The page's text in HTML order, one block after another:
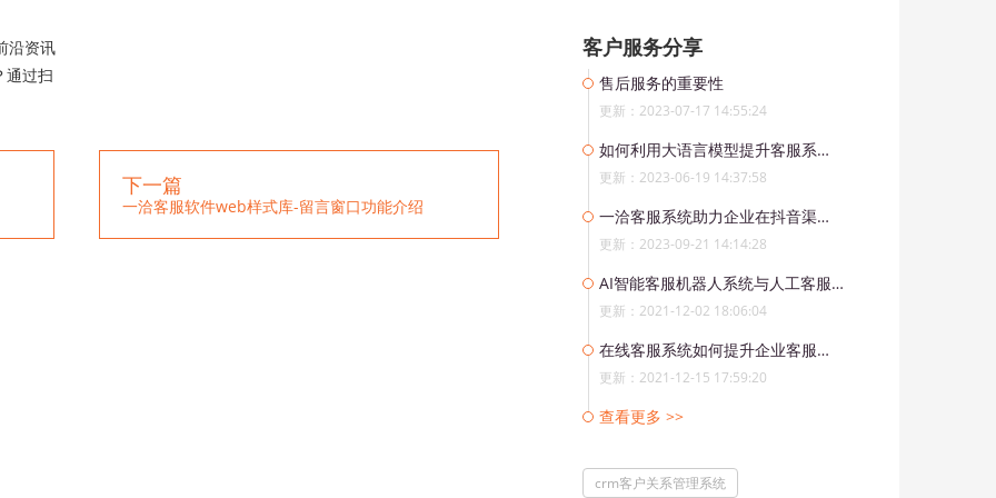
沿资讯
通过扫
下一篇
一洽客服软件web样式库-留言窗口功能介绍
客户服务分享
售后服务的重要性
更新：2023-07-17 14:55:24
如何利用大语言模型提升客服系统的响应速度和智能化水平
更新：2023-06-19 14:37:58
一洽客服系统助力企业在抖音渠道上实现多账号管理
更新：2023-09-21 14:14:28
AI智能客服机器人系统与人工客服相比有哪些优劣势？
更新：2021-12-02 18:06:04
在线客服系统如何提升企业客服的工作效率？
更新：2021-12-15 17:59:20
查看更多 >>
crm客户关系管理系统